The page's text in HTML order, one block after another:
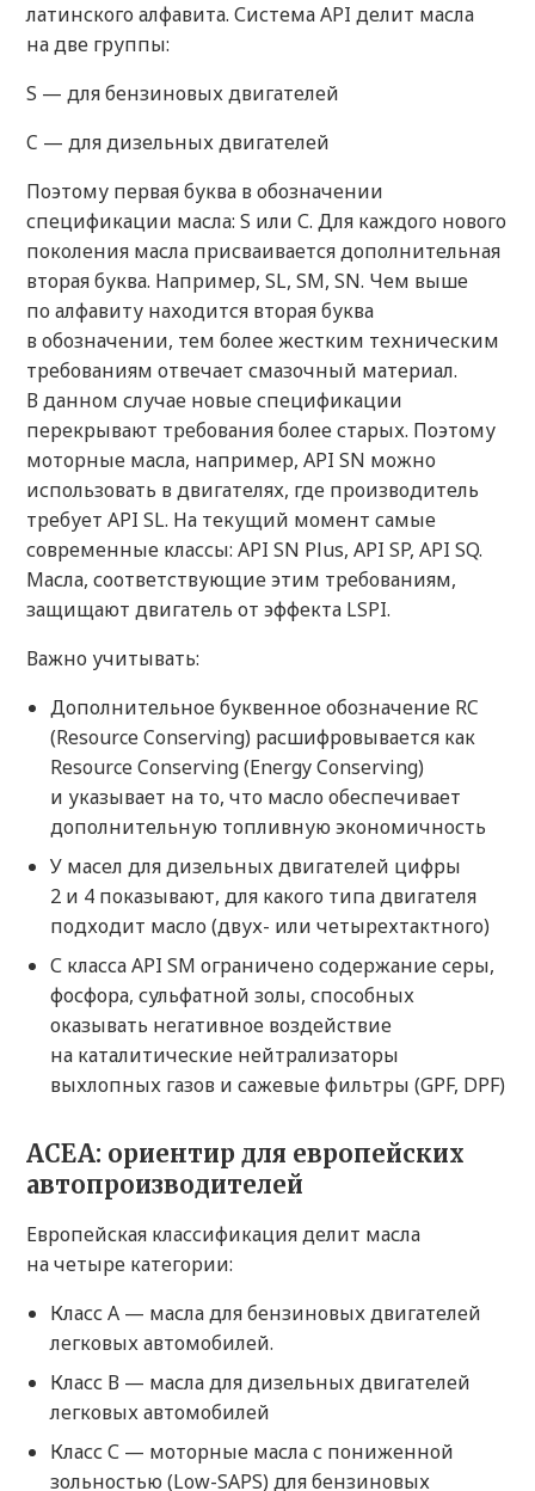
латинского алфавита. Система API делит масла
на две группы:
S — для бензиновых двигателей
C — для дизельных двигателей
Поэтому первая буква в обозначении
спецификации масла: S или С. Для каждого нового
поколения масла присваивается дополнительная
вторая буква. Например, SL, SM, SN. Чем выше
по алфавиту находится вторая буква
в обозначении, тем более жестким техническим
требованиям отвечает смазочный материал.
В данном случае новые спецификации
перекрывают требования более старых. Поэтому
моторные масла, например, API SN можно
использовать в двигателях, где производитель
требует API SL. На текущий момент самые
современные классы: API SN Plus, API SP, API SQ.
Масла, соответствующие этим требованиям,
защищают двигатель от эффекта LSPI.
Важно учитывать:
Дополнительное буквенное обозначение RC
(Resource Conserving) расшифровывается как
Resource Conserving (Energy Conserving)
и указывает на то, что масло обеспечивает
дополнительную топливную экономичность
У масел для дизельных двигателей цифры
2 и 4 показывают, для какого типа двигателя
подходит масло (двух- или четырехтактного)
С класса API SM ограничено содержание серы,
фосфора, сульфатной золы, способных
оказывать негативное воздействие
на каталитические нейтрализаторы
выхлопных газов и сажевые фильтры (GPF, DPF)
ACEA: ориентир для европейских
автопроизводителей
Европейская классификация делит масла
на четыре категории:
Класс А — масла для бензиновых двигателей
легковых автомобилей.
Класс В — масла для дизельных двигателей
легковых автомобилей
Класс С — моторные масла с пониженной
зольностью (Low-SAPS) для бензиновых